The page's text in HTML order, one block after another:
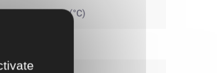
-10 – 90 (°C)